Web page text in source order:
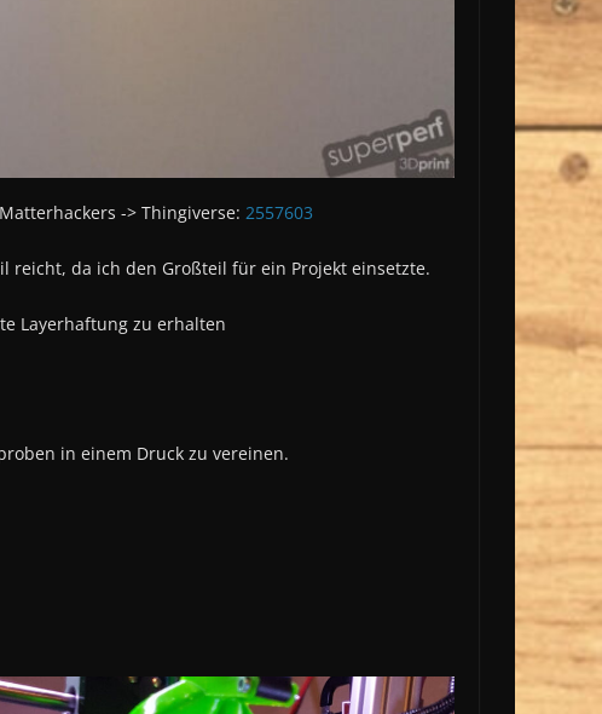
-> Thingiverse: 2557603
reicht, da ich den Großteil für ein Projekt einsetzte.
Layerhaftung zu erhalten
in einem Druck zu vereinen.